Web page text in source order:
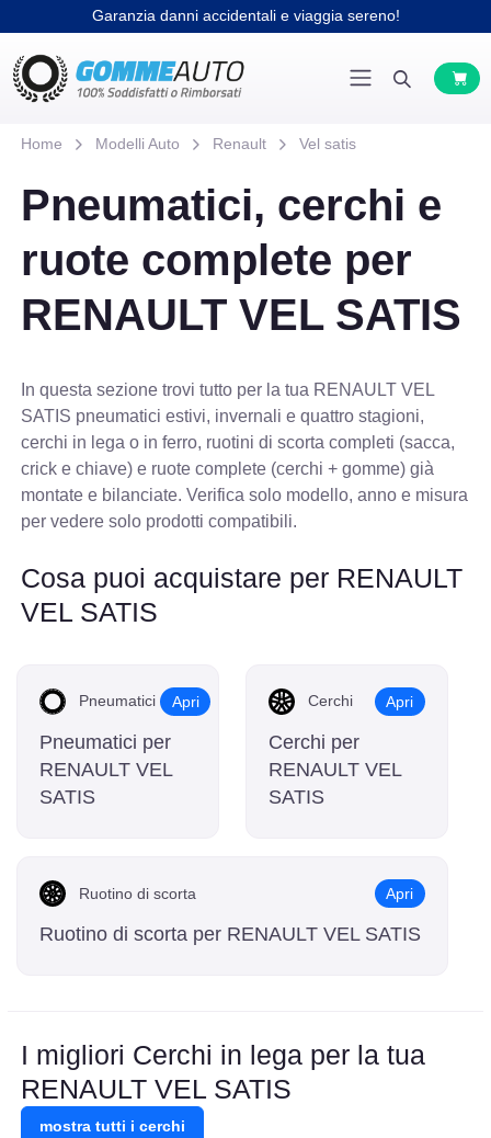
Garanzia danni accidentali e viaggia sereno!
Home Modelli Auto Renault Vel satis
Pneumatici, cerchi e
ruote complete per
RENAULT VEL SATIS
In questa sezione trovi tutto per la tua RENAULT VEL
SATIS pneumatici estivi, invernali e quattro stagioni,
cerchi in lega o in ferro, ruotini di scorta completi (sacca,
crick e chiave) e ruote complete (cerchi + gomme) già
montate e bilanciate. Verifica solo modello, anno e misura
per vedere solo prodotti compatibili.
Cosa puoi acquistare per RENAULT
VEL SATIS
Pneumatici Apri
Pneumatici per
RENAULT VEL
SATIS
Cerchi Apri
Cerchi per
RENAULT VEL
SATIS
Ruotino di scorta Apri
Ruotino di scorta per RENAULT VEL SATIS
I migliori Cerchi in lega per la tua
RENAULT VEL SATIS
mostra tutti i cerchi